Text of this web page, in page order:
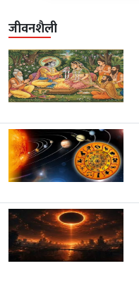
जीवनशैली